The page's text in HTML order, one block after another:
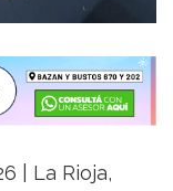
| La Rioja,